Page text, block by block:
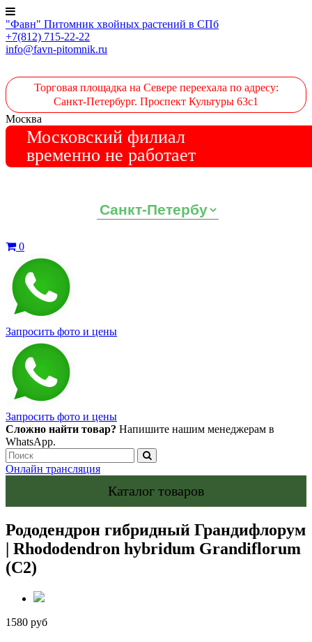
"Фавн" Питомник хвойных растений в СПб
+7(812) 715-22-22
info@favn-pitomnik.ru
Торговая площадка на Севере переехала по адресу:
Санкт-Петербург. Проспект Культуры 63с1
Москва
Московский филиал
временно не работает
0
Запросить фото и цены
Запросить фото и цены
Сложно найти товар? Напишите нашим менеджерам в
WhatsApp.
Онлайн трансляция
Каталог товаров
Рододендрон гибридный Грандифлорум
| Rhododendron hybridum Grandiflorum
(С2)
1580 руб